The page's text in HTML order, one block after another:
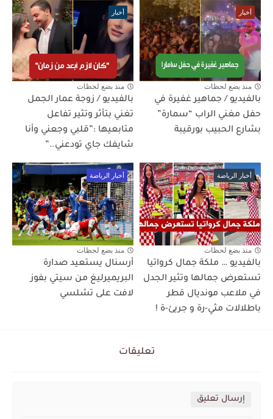
أخبار
منذ بضع لحظات
بالفيديو / جماهير غفيرة في
حفل مغني الراب “سمارة”
بشارع الحبيب بورقيبة
أخبار
منذ بضع لحظات
بالفيديو / زوجة عمار الجمل
تغني بتأثر وتثير تفاعل
متابعيها :”قلبي وجعني وأنا
شايفك جاي تودعني..”
أخبار الرياضة
منذ بضع لحظات
بالفيديو … ملكة جمال كرواتيا
تستعرض جمالها وتثير الجدل
في ملاعب مونديال قطر
باطلالات مثي-رة و جريئ-ة !
أخبار الرياضة
منذ بضع لحظات
أرسنال يستعيد صدارة
البريميرليغ من سيتي بفوز
لافت على تشلسي
تعليقات
إرسال تعليق